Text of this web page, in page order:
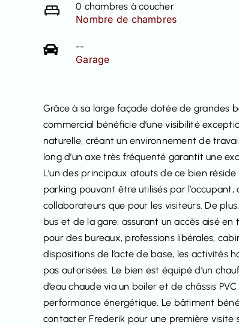
0 chambres à coucher
Nombre de chambres
--
Garage
Grâce à sa large façade dotée de grandes
commercial bénéficie d’une visibilité
naturelle, créant un environnement de
long d’un axe très fréquenté garantit une
L’un des principaux atouts de ce bien
parking pouvant être utilisés par
collaborateurs que pour les visiteurs. De
bus et de la gare, assurant un accès aisé
pour des bureaux, professions libérales,
dispositions de l’acte de base, les activités
pas autorisées. Le bien est équipé d’un
d’eau chaude via un boiler et de châssis
performance énergétique. Le bâtiment
contacter Frederik pour une première